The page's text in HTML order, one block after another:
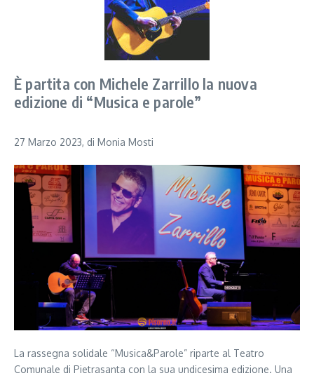
È partita con Michele Zarrillo la nuova
edizione di “Musica e parole”
27 Marzo 2023, di Monia Mosti
La rassegna solidale “Musica&Parole” riparte al Teatro
Comunale di Pietrasanta con la sua undicesima edizione. Una